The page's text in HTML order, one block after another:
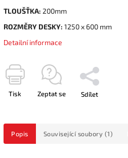
TLOUŠŤKA: 200mm
ROZMĚRY DESKY: 1250 x 600 mm
Detailní informace
Tisk Zeptat se Sdílet
Popis Související soubory (1)